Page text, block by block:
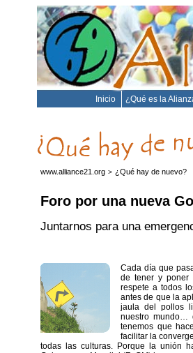
Inicio ¿Qué es la
www.alliance21.org > ¿Qué hay de nuevo?
Foro por una nueva
Juntarnos para una
Cada día que
de tener y poner
respete a todos
antes de que la
jaula del pollos
nuestro mundo…
tenemos que
facilitar la
todas las culturas. Porque la unión